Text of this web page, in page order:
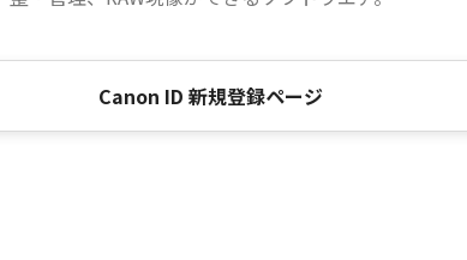
Canon ID 新規登録ページ